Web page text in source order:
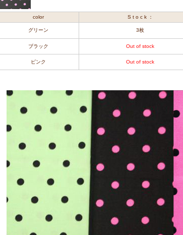
color S t o c k ：
グリーン 3枚
ブラック Out of stock
ピンク Out of stock